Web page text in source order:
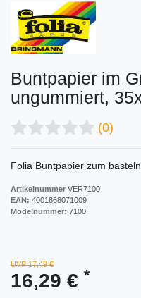
Buntpapier im
ungummiert,
(0)
Folia Buntpapier zum basteln
Artikelnummer VER7100
EAN: 4001868071009
Modelnummer: 7100
UVP 17,49 €
16,29 € *